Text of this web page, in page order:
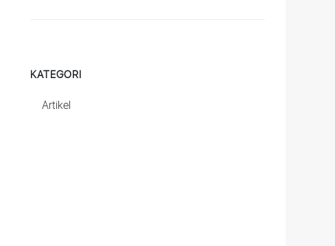
KATEGORI
Artikel